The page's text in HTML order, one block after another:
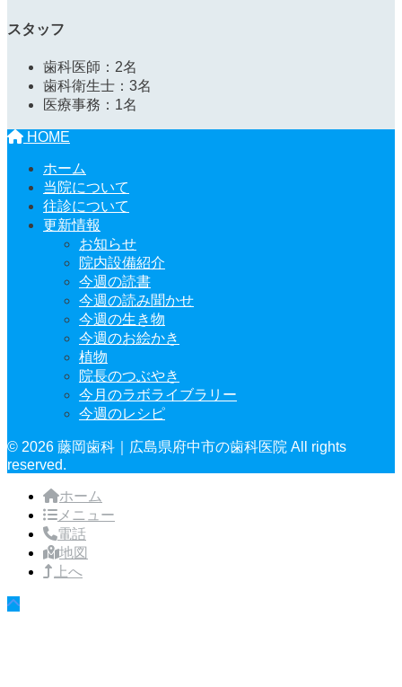
スタッフ
歯科医師：2名
歯科衛生士：3名
医療事務：1名
HOME
ホーム
当院について
往診について
更新情報
お知らせ
院内設備紹介
今週の読書
今週の読み聞かせ
今週の生き物
今週のお絵かき
植物
院長のつぶやき
今月のラボライブラリー
今週のレシピ
© 2026 藤岡歯科｜広島県府中市の歯科医院 All rights
reserved.
ホーム
メニュー
電話
地図
上へ